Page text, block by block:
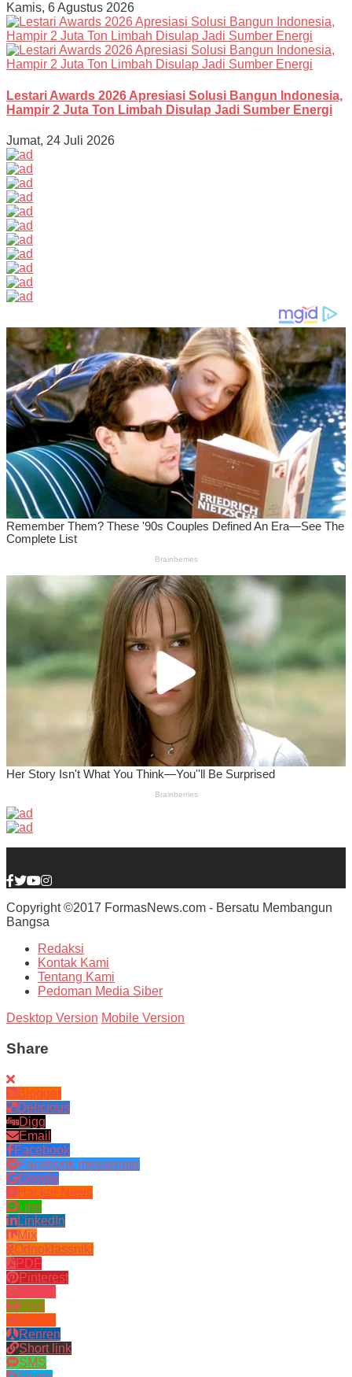
Kamis, 6 Agustus 2026
Lestari Awards 2026 Apresiasi Solusi Bangun Indonesia,
Hampir 2 Juta Ton Limbah Disulap Jadi Sumber Energi
Jumat, 24 Juli 2026
Copyright ©2017 FormasNews.com - Bersatu Membangun
Bangsa
Redaksi
Kontak Kami
Tentang Kami
Pedoman Media Siber
Desktop Version Mobile Version
Share
Blogger
Delicious
Digg
Email
Facebook
Facebook messenger
Google
Hacker News
Line
LinkedIn
Mix
Odnoklassniki
PDF
Pinterest
Print
Reddit
Renren
Short link
SMS